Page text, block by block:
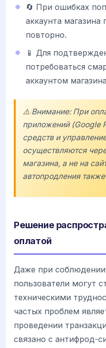
🔄 При ошибках
аккаунта
повторно.
📱 Для
потребоваться
аккаунтом
⚠️ Внимание: При
приложений (Google
средств и
осуществляются
магазина, а не на
автопродления
Решение
оплатой
Даже при соблюдении
пользователи могут
техническими
частых проблем
проведении
связано с антифрод-